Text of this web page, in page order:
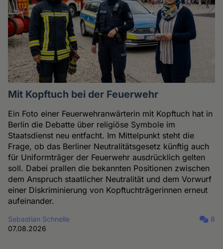
Mit Kopftuch bei der Feuerwehr
Ein Foto einer Feuerwehranwärterin mit Kopftuch hat in
Berlin die Debatte über religiöse Symbole im
Staatsdienst neu entfacht. Im Mittelpunkt steht die
Frage, ob das Berliner Neutralitätsgesetz künftig auch
für Uniformträger der Feuerwehr ausdrücklich gelten
soll. Dabei prallen die bekannten Positionen zwischen
dem Anspruch staatlicher Neutralität und dem Vorwurf
einer Diskriminierung von Kopftuchträgerinnen erneut
aufeinander.
Sebastian Schnelle
07.08.2026
8